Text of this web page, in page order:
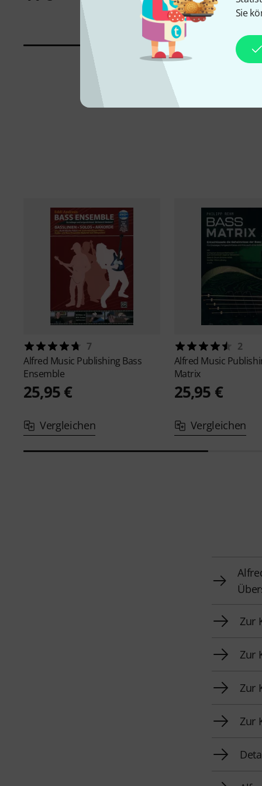
Sie
25,95 €
7
Alfred Music Publishing Bass
Ensemble
25,95 €
Vergleichen
2
Alfred Music
Matrix
25,95 €
Vergleichen
Zur
Zur
Zur
Zur